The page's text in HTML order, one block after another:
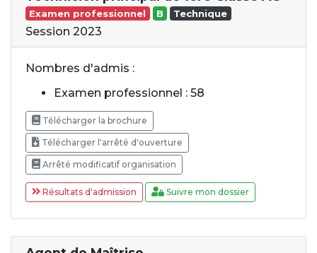
Examen professionnel B Technique
Session 2023
Nombres d'admis :
Examen professionnel : 58
Télécharger la brochure
Télécharger l'arrêté d'ouverture
Arrêté modificatif organisation
Résultats d'admission Suivre mon dossier